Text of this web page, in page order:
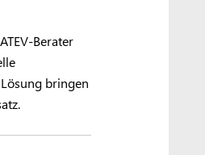
Berater
bringen